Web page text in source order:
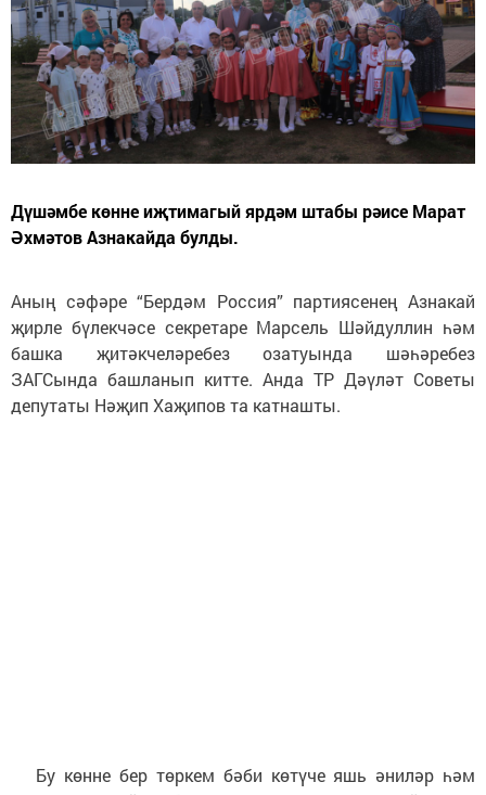
Дүшәмбе көнне иҗтимагый ярдәм штабы рәисе Марат
Әхмәтов Азнакайда булды.
Аның сәфәре “Бердәм Россия” партиясенең Азнакай
җирле бүлекчәсе секретаре Марсель Шәйдуллин һәм
башка җитәкчеләребез озатуында шәһәребез
ЗАГСында башланып китте. Анда ТР Дәүләт Советы
депутаты Нәҗип Хаҗипов та катнашты.
Бу көнне бер төркем бәби көтүче яшь әниләр һәм